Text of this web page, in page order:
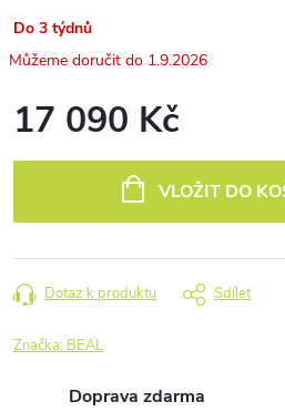
Do 3 týdnů
1.9.2026
17 090 Kč
VLOŽIT DO
Dotaz k produktu Sdílet
Značka: BEAL
Doprava zdarma